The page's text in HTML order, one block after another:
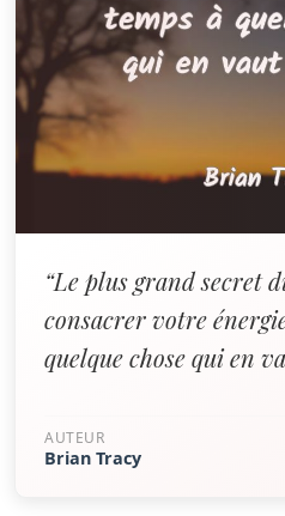
“Le plus grand secret
consacrer votre
quelque chose qui en
AUTEUR
Brian Tracy